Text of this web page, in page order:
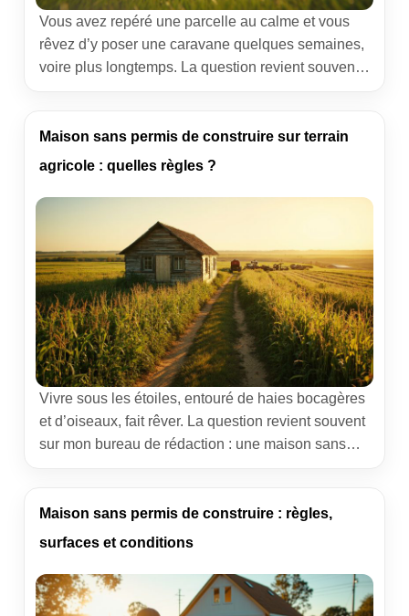
Vous avez repéré une parcelle au calme et vous
rêvez d’y poser une caravane quelques semaines,
voire plus longtemps. La question revient souvent
légalement et sans mauvaise surprise ? Cet article
clarifie les marges de manœuvre, partage un retour
Maison sans permis de construire sur terrain
agricole : quelles règles ?
Vivre sous les étoiles, entouré de haies bocagères
et d’oiseaux, fait rêver. La question revient souvent
sur mon bureau de rédaction : une maison sans
démêle les règles, détaille les marges de
manœuvre et partage des retours concrets glanés
Maison sans permis de construire : règles,
surfaces et conditions